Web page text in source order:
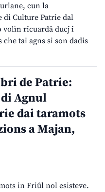
cun la
di Culture Patrie dal
volìn ricuardâ ducj i
tai agns si son dadis
de Patrie:
di Agnul
dai taramots
a Majan,
in Friûl nol esisteve.